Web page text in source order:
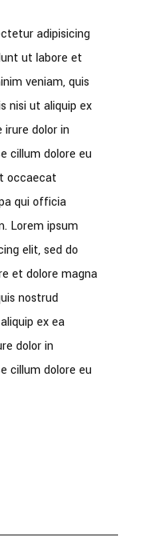
adipisicing
ut labore et
veniam, quis
nisi ut aliquip ex
dolor in
cillum dolore eu
occaecat
qui officia
Lorem ipsum
elit, sed do
et dolore magna
nostrud
ex ea
dolor in
cillum dolore eu